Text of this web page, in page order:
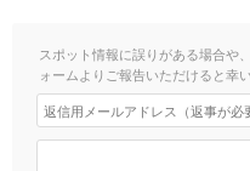
スポット情報に誤りがある場合や
ォームよりご報告いただけると幸い